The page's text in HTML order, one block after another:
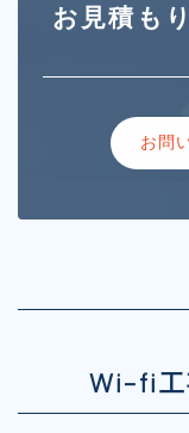
お見積も
お問
Wi-fi工